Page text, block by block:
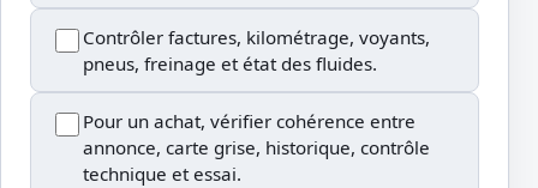
Contrôler factures, kilométrage, voyants,
pneus, freinage et état des fluides.
Pour un achat, vérifier cohérence entre
annonce, carte grise, historique, contrôle
technique et essai.